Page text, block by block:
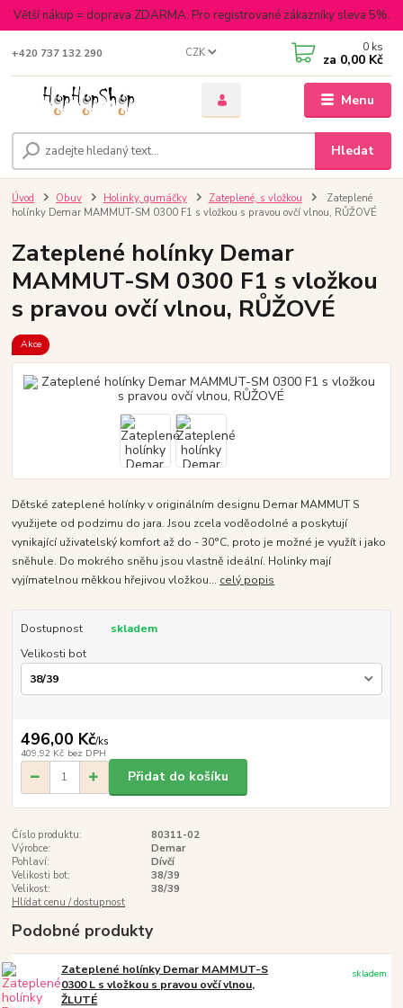
Větší nákup = doprava ZDARMA. Pro registrované zákazníky sleva 5%.
Menu
CZK
Hledat
+420 737 132 290 0 ks
za 0,00 Kč
Úvod Obuv Holinky, gumáčky Zateplené, s vložkou
Zateplené
holínky Demar MAMMUT-SM 0300 F1 s vložkou s pravou ovčí vlnou, RŮŽOVÉ
Zateplené holínky Demar
MAMMUT-SM 0300 F1 s vložkou
s pravou ovčí vlnou, RŮŽOVÉ
Akce
Dětské zateplené holínky v originálním designu Demar MAMMUT S
využijete od podzimu do jara. Jsou zcela voděodolné a poskytují
vynikající uživatelský komfort až do - 30°C, proto je možné je využít i jako
sněhule. Do mokrého sněhu jsou vlastně ideální. Holinky mají
vyjímatelnou měkkou hřejivou vložkou... celý popis
Dostupnost
skladem
Velikosti bot
496,00 Kč/ks
409,92 Kč bez DPH
Přidat do košíku
Číslo produktu:
80311-02
Výrobce:
Demar
Pohlaví:
Dívčí
Velikosti bot:
38/39
Velikost:
38/39
Hlídat cenu / dostupnost
Podobné produkty
Zateplené holínky Demar MAMMUT-S
0300 L s vložkou s pravou ovčí vlnou,
ŽLUTÉ
skladem